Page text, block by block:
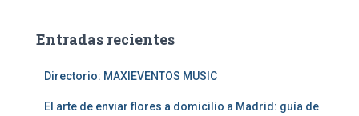
r
Entradas recientes
Directorio: MAXIEVENTOS MUSIC
El arte de enviar flores a domicilio a Madrid: guía de